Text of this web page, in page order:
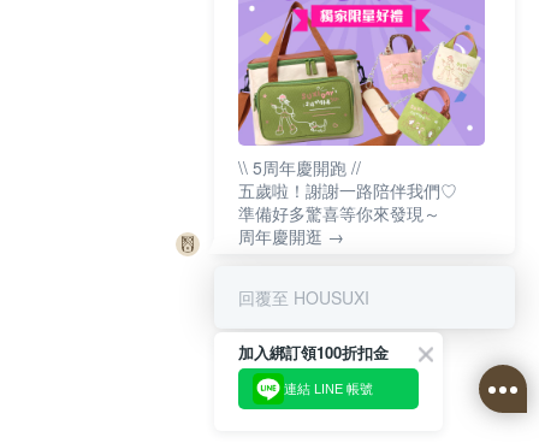
\\ 5周年慶開跑 //
五歲啦！謝謝一路陪伴我們♡
準備好多驚喜等你來發現～
周年慶開逛 →
回覆至 HOUSUXI
加入綁訂領100折扣金
連結 LINE 帳號